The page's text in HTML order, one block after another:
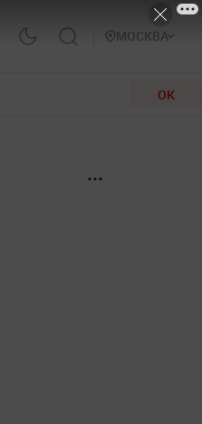
МОСКВА
ОК